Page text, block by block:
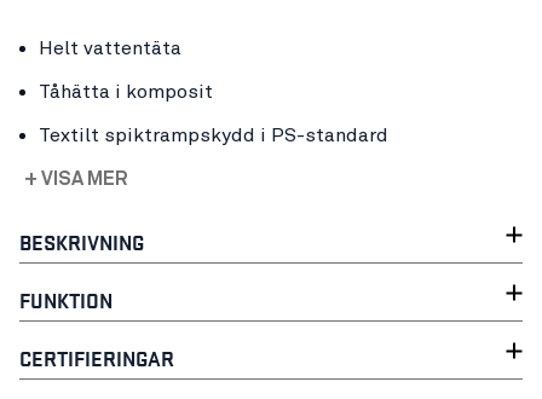
Helt vattentäta
Tåhätta i komposit
Textilt spiktrampskydd i PS-standard
+ VISA MER
BESKRIVNING
FUNKTION
CERTIFIERINGAR